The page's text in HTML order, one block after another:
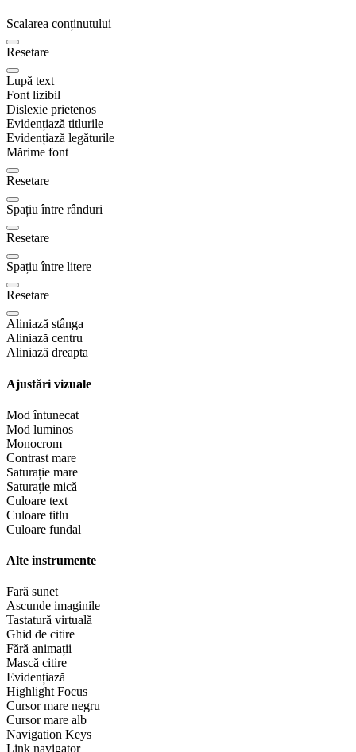
Scalarea conținutului
Resetare
Lupă text
Font lizibil
Dislexie prietenos
Evidențiază titlurile
Evidențiază legăturile
Mărime font
Resetare
Spațiu între rânduri
Resetare
Spațiu între litere
Resetare
Aliniază stânga
Aliniază centru
Aliniază dreapta
Ajustări vizuale
Mod întunecat
Mod luminos
Monocrom
Contrast mare
Saturație mare
Saturație mică
Culoare text
Culoare titlu
Culoare fundal
Alte instrumente
Fară sunet
Ascunde imaginile
Tastatură virtuală
Ghid de citire
Fără animații
Mască citire
Evidențiază
Highlight Focus
Cursor mare negru
Cursor mare alb
Navigation Keys
Link navigator